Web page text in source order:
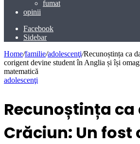
fumat
opinii
Facebook
Sidebar
Home/familie/adolescenţi/Recunoștința ca
corigent devine student în Anglia și își
matematică
adolescenţi
Recunoștința ca
Crăciun: Un fost